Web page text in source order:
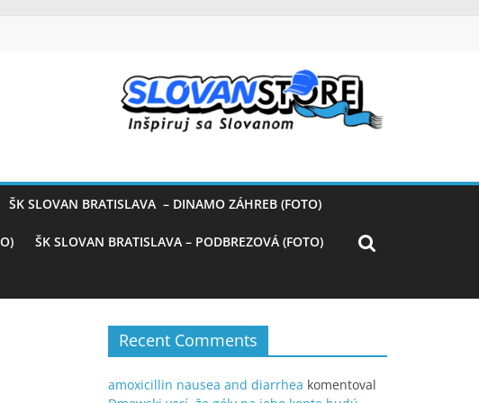
ŠK SLOVAN BRATISLAVA – DINAMO ZÁHREB (FOTO)
ŠK SLOVAN BRATISLAVA – PODBREZOVÁ (FOTO)
Recent Comments
amoxicillin nausea and diarrhea komentoval